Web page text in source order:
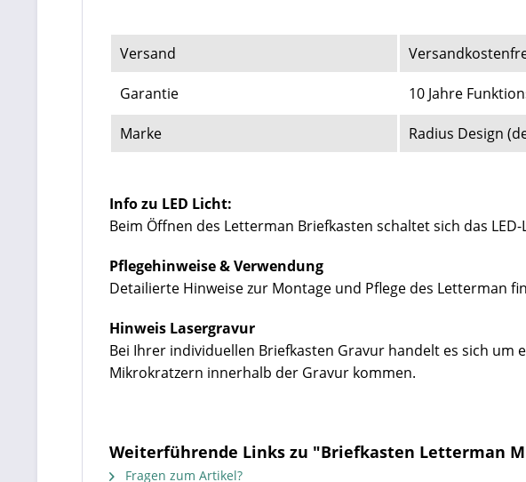
Versand
Garantie 10 Jahre
Marke Radius Design
Info zu LED Licht:
Beim Öffnen des Letterman Briefkasten schaltet sich das
Pflegehinweise & Verwendung
Detailierte Hinweise zur Montage und Pflege des Letterman
Hinweis Lasergravur
Bei Ihrer individuellen Briefkasten Gravur handelt es sich um
Mikrokratzern innerhalb der Gravur kommen.
Weiterführende Links zu "Briefkasten Letterman
Fragen zum Artikel?